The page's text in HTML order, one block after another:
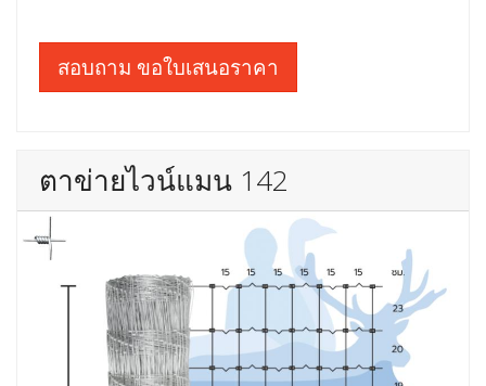
สอบถาม ขอใบเสนอราคา
ตาข่ายไวน์แมน 142